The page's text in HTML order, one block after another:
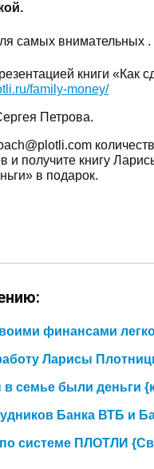
самых внимательных .
книги «Как
family-money/
Петрова.
и получите книгу
в подарок.
финансами
Ларисы
в семье были деньги
Банка ВТБ и
системе ПЛОТЛИ